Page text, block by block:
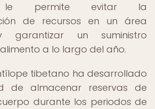
le permite evitar la
de recursos en un área
garantizar un suministro
a lo largo del año.
tibetano ha desarrollado
de almacenar reservas de
durante los periodos de